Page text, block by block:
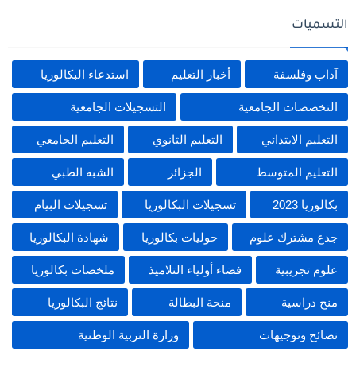
التسميات
آداب وفلسفة أخبار التعليم استدعاء البكالوريا
التخصصات الجامعية التسجيلات الجامعية
التعليم الابتدائي التعليم الثانوي التعليم الجامعي
التعليم المتوسط الجزائر الشبه الطبي
بكالوريا 2023 تسجيلات البكالوريا تسجيلات البيام
جدع مشترك علوم حوليات بكالوريا شهادة البكالوريا
علوم تجريبية فضاء أولياء التلاميذ ملخصات بكالوريا
منح دراسية منحة البطالة نتائج البكالوريا
نصائح وتوجيهات وزارة التربية الوطنية